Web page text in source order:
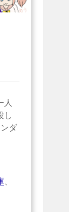
人
し
ダ
、